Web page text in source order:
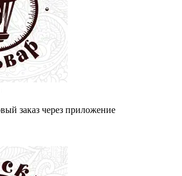
заказ через приложение